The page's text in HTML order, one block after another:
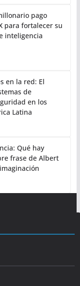
pago
para fortalecer su
inteligencia
en la red: El
de
en los
Latina
Qué hay
frase de Albert